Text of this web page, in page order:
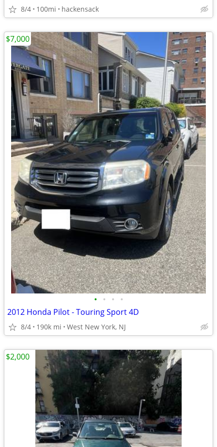
8/4 100mi hackensack
• • • •
2012 Honda Pilot - Touring Sport 4D
8/4 190k mi West New York, NJ
$7,000
$2,000